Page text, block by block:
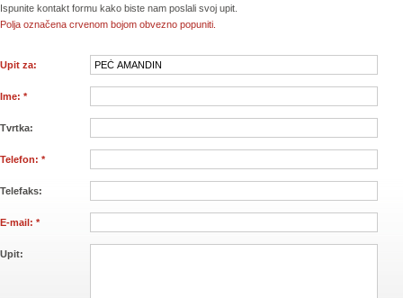
Ispunite kontakt formu kako biste nam poslali svoj upit.
Polja označena crvenom bojom obvezno popuniti.
Upit za:
Ime: *
Tvrtka:
Telefon: *
Telefaks:
E-mail: *
Upit: